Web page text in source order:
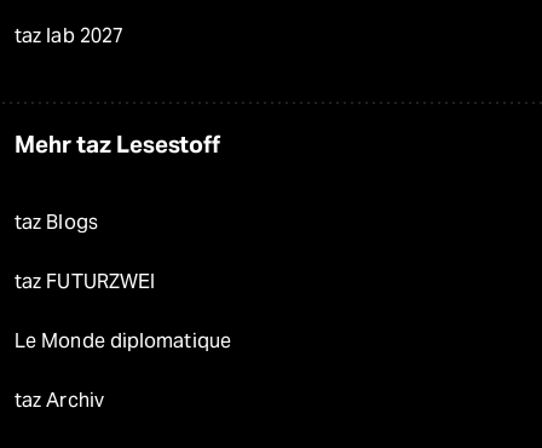
taz lab 2027
Mehr taz Lesestoff
taz Blogs
taz FUTURZWEI
Le Monde diplomatique
taz Archiv